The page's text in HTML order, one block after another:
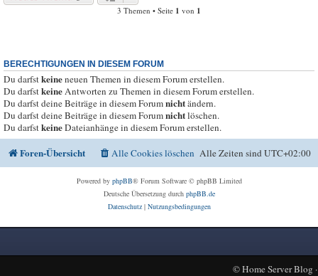
3 Themen • Seite 1 von 1
BERECHTIGUNGEN IN DIESEM FORUM
Du darfstkeineneuen Themen in diesem Forum erstellen.
Du darfstkeineAntworten zu Themen in diesem Forum erstellen.
Du darfst deine Beiträge in diesem Forumnichtändern.
Du darfst deine Beiträge in diesem Forumnichtlöschen.
Du darfstkeineDateianhänge in diesem Forum erstellen.
Foren-Übersicht Alle Zeiten sindUTC+02:00
Alle Cookies löschen
Powered by phpBB® Forum Software © phpBB Limited
Deutsche Übersetzung durch phpBB.de
Datenschutz| Nutzungsbedingungen
©Home Server Blog